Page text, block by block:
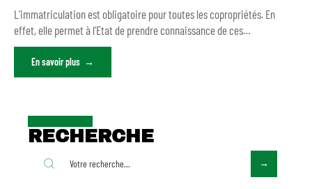
L’immatriculation est obligatoire pour toutes les copropriétés. En
effet, elle permet à l’Etat de prendre connaissance de ces…
En savoir plus
RECHERCHE